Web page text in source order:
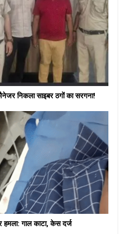
निकला साइबर ठगों का सरगना!
हमला: गाल काटा, केस दर्ज